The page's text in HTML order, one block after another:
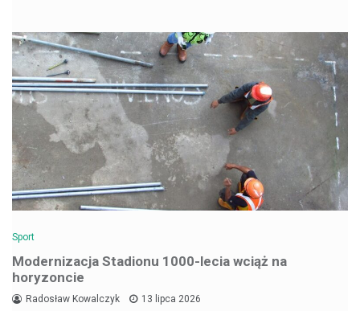
Sport
Modernizacja Stadionu 1000-lecia wciąż na
horyzoncie
Radosław Kowalczyk 13 lipca 2026